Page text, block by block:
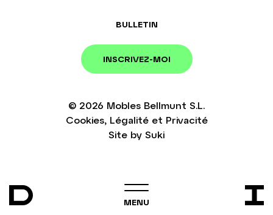
MENU
BULLETIN
INSCRIVEZ-MOI
© 2026 Mobles Bellmunt S.L.
Cookies, Légalitéet Privacité
Site by Suki